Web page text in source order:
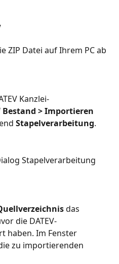
ZIP Datei auf Ihrem PC ab
Kanzlei-
Bestand > Importieren
Stapelverarbeitung.
Stapelverarbeitung
das
die DATEV-
haben. Im Fenster
zu importierenden